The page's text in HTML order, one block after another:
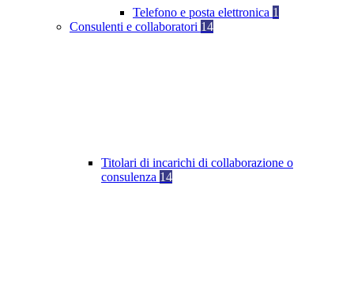
Telefono e posta elettronica 1
Consulenti e collaboratori 14
Titolari di incarichi di collaborazione o
consulenza 14